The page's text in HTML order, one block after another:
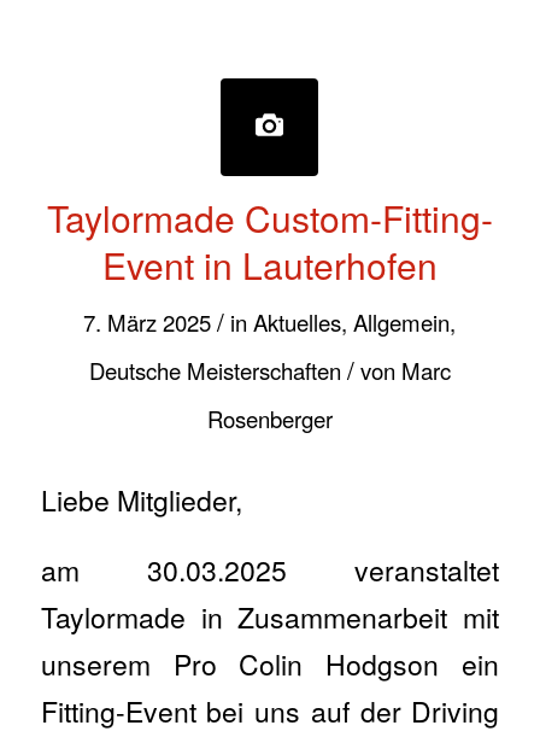
Taylormade Custom-Fitting-
Event in Lauterhofen
7. März 2025 / inAktuelles,Allgemein,
Deutsche Meisterschaften /von Marc
Rosenberger
Liebe Mitglieder,
am 30.03.2025 veranstaltet
Taylormade in Zusammenarbeit mit
unserem Pro Colin Hodgson ein
Fitting-Event bei uns auf der Driving